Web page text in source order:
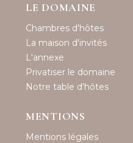
LE DOMAINE
Chambres d'hôtes
La maison d'invités
L'annexe
Privatiser le domaine
Notre table d'hôtes
MENTIONS
Mentions légales